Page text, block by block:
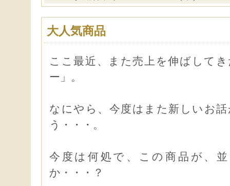
大人気商品
ここ最近、また売上を伸ばして
ー」。
なにやら、今度はまた新しいお
う・・・。
今度は何処で、この商品が、
か・・・？